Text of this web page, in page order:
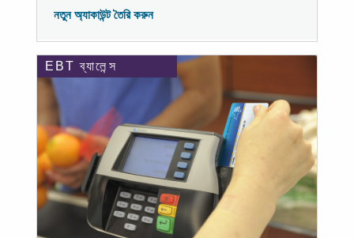
নতুন অ্যাকাউন্ট তৈরি করুন
EBT ব্যালেন্স